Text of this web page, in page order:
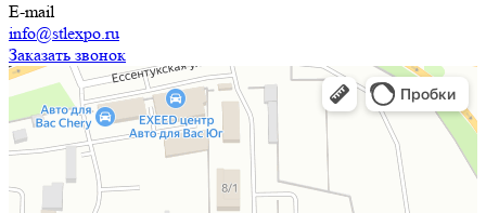
E-mail
info@stlexpo.ru
Заказать звонок